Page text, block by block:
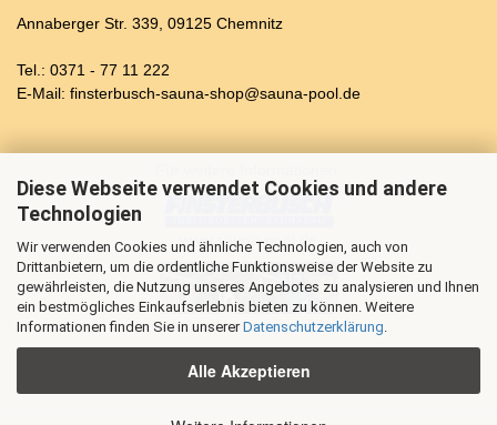
Diese Webseite verwendet Cookies und andere
Technologien
Wir verwenden Cookies und ähnliche Technologien, auch von
Drittanbietern, um die ordentliche Funktionsweise der Website zu
gewährleisten, die Nutzung unseres Angebotes zu analysieren und Ihnen
ein bestmögliches Einkaufserlebnis bieten zu können. Weitere
Informationen finden Sie in unsererDatenschutzerklärung.
Alle Akzeptieren
Annaberger Str. 339, 09125 Chemnitz
Tel.: 0371 - 77 11 222
E-Mail: finsterbusch-sauna-shop@sauna-pool.de
www.sauna-pool.de
www.blockhaus-sauna24.de